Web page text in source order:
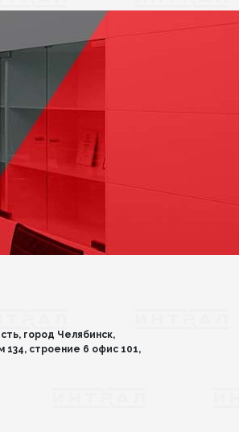
город Челябинск,
134, строение 6 офис 101,